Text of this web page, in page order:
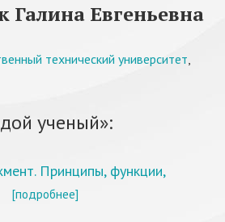
Галина Евгеньевна
технический университет,
ученый»:
Принципы, функции,
[подробнее]